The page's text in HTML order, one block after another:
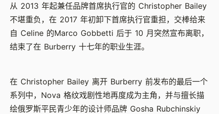
从 2013 年起兼任品牌首席执行官的 Christopher Bailey
不堪重负，在 2017 年初卸下首席执行官重担，交棒给来
自 Celine 的Marco Gobbetti 后于 10 月突然宣布离职，
结束了在 Burberry 十七年的职业生涯。
在 Christopher Bailey 离开 Burberry 前发布的最后一个
系列中，Nova 格纹戏剧性地再度成为主角，并与擅长描
绘俄罗斯平民青少年的设计师品牌 Gosha Rubchinskiy